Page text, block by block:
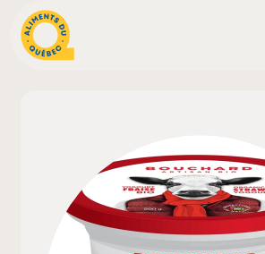
Recettes
Inspirations d'ici